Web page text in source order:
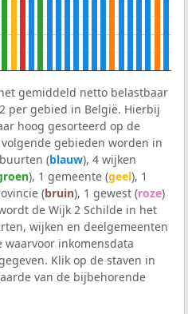
gemiddeld netto belastbaar
per gebied in België. Hierbij
hoog gesorteerd op de
gebieden worden in
(blauw), 4 wijken
), 1 gemeente (geel), 1
(bruin), 1 gewest (roze)
de Wijk 2 Schilde in het
wijken en deelgemeenten
inkomensdata
Klik op de staven in
van de bijbehorende